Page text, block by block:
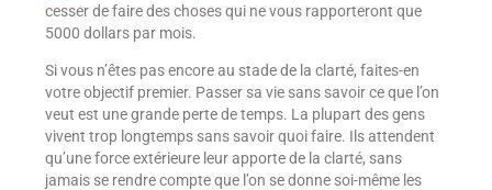
cesser de faire des choses qui ne vous rapporteront que
5000 dollars par mois.
Si vous n’êtes pas encore au stade de la clarté, faites-en
votre objectif premier. Passer sa vie sans savoir ce que l’on
veut est une grande perte de temps. La plupart des gens
vivent trop longtemps sans savoir quoi faire. Ils attendent
qu’une force extérieure leur apporte de la clarté, sans
jamais se rendre compte que l’on se donne soi-même les